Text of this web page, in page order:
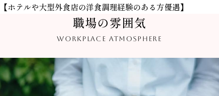
【ホテルや大型外食店の洋食調理経験のある方優遇】
職場の雰囲気
WORKPLACE ATMOSPHERE